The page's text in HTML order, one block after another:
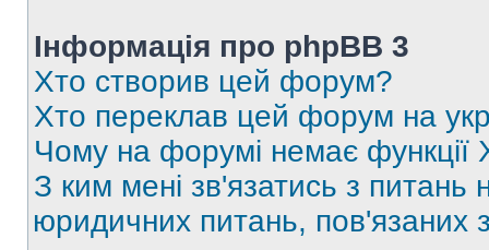
Інформація про phpBB 3
Хто створив цей форум?
Хто переклав цей форум на
Чому на форумі немає функції
З ким мені зв'язатись з питань
юридичних питань,